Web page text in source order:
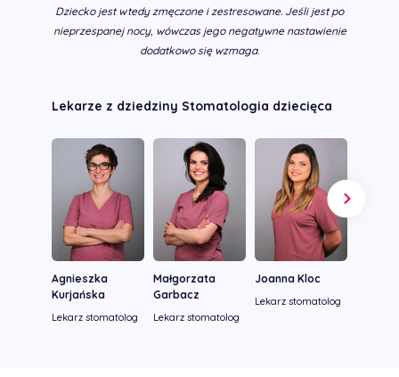
Dziecko jest wtedy zmęczone i zestresowane. Jeśli jest po
nieprzespanej nocy, wówczas jego negatywne nastawienie
dodatkowo się wzmaga.
Lekarze z dziedziny Stomatologia dziecięca
Agnieszka
Kurjańska
Lekarz stomatolog
Małgorzata
Garbacz
Lekarz stomatolog
Joanna Kloc
Lekarz stomatolog